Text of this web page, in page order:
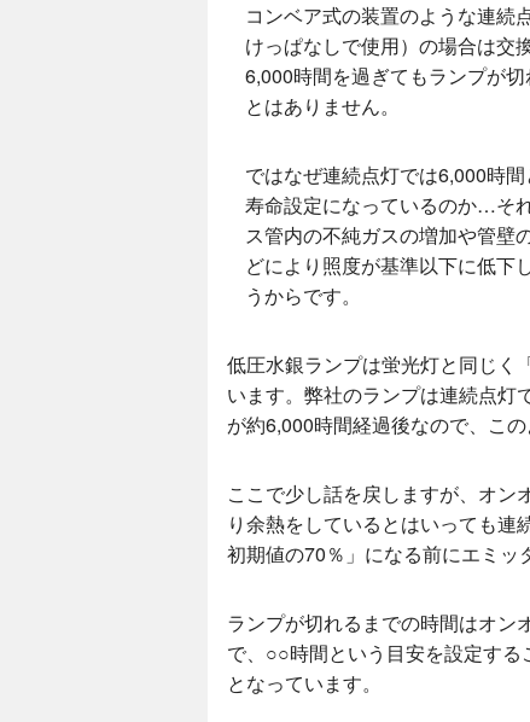
コンベア式の装置のような連続
けっぱなしで使用）の場合は交
6,000時間を過ぎてもランプが切
とはありません。
ではなぜ連続点灯では6,000時間
寿命設定になっているのか…そ
ス管内の不純ガスの増加や管壁
どにより照度が基準以下に低下
うからです。
低圧水銀ランプは蛍光灯と同じく
います。弊社のランプは連続点灯
が約6,000時間経過後なので、こ
ここで少し話を戻しますが、オン
り余熱をしているとはいっても
初期値の70％」になる前にエミッ
ランプが切れるまでの時間はオン
で、○○時間という目安を設定する
となっています。